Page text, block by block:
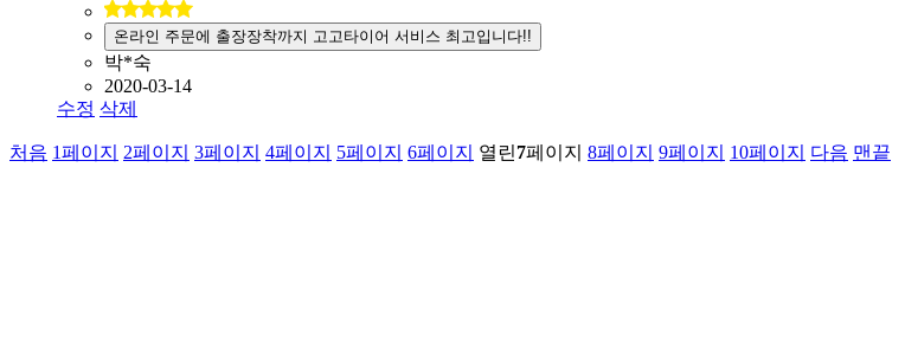
온라인 주문에 출장장착까지 고고타이어 서비스 최고입니다!!
박*숙
2020-03-14
수정 삭제
처음 1페이지 2페이지 3페이지 4페이지 5페이지 6페이지 열린7페이지 8페이지 9페이지 10페이지 다음 맨끝